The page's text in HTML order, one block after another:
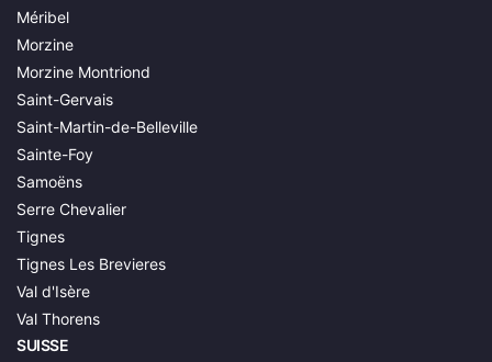
Méribel
Morzine
Morzine Montriond
Saint-Gervais
Saint-Martin-de-Belleville
Sainte-Foy
Samoëns
Serre Chevalier
Tignes
Tignes Les Brevieres
Val d'Isère
Val Thorens
SUISSE